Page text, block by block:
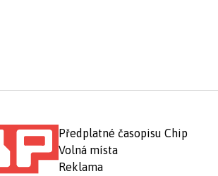
Předplatné časopisu Chip
Volná místa
Reklama